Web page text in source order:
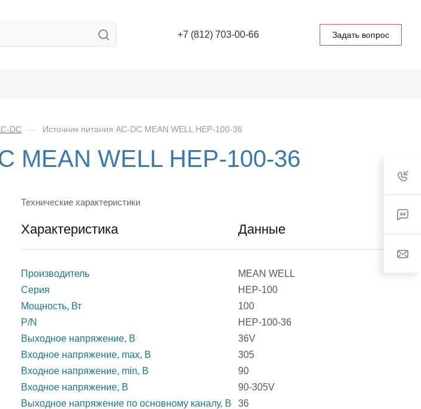
+7 (812) 703-00-66 Задать вопрос
DC — Источник питания AC-DC MEAN WELL HEP-100-36
MEAN WELL HEP-100-36
Технические характеристики
Характеристика Данные
Производитель
MEAN WELL
Серия
HEP-100
Мощность, Вт
100
P/N
HEP-100-36
Выходное напряжение, В
36V
Входное напряжение, max, В
305
Входное напряжение, min, В
90
Входное напряжение, В
90-305V
Выходное напряжение по основному каналу, В
36